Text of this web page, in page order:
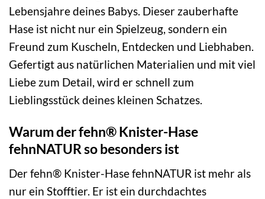
Lebensjahre deines Babys. Dieser zauberhafte
Hase ist nicht nur ein Spielzeug, sondern ein
Freund zum Kuscheln, Entdecken und Liebhaben.
Gefertigt aus natürlichen Materialien und mit viel
Liebe zum Detail, wird er schnell zum
Lieblingsstück deines kleinen Schatzes.
Warum der fehn® Knister-Hase
fehnNATUR so besonders ist
Der fehn® Knister-Hase fehnNATUR ist mehr als
nur ein Stofftier. Er ist ein durchdachtes